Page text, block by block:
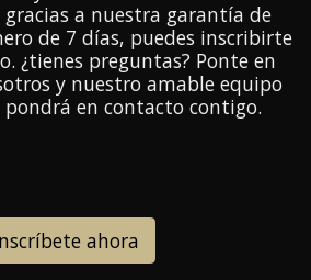
a nuestra garantía de
de 7 días, puedes inscribirte
¿tienes preguntas? Ponte en
y nuestro amable equipo
pondrá en contacto contigo.
ahora